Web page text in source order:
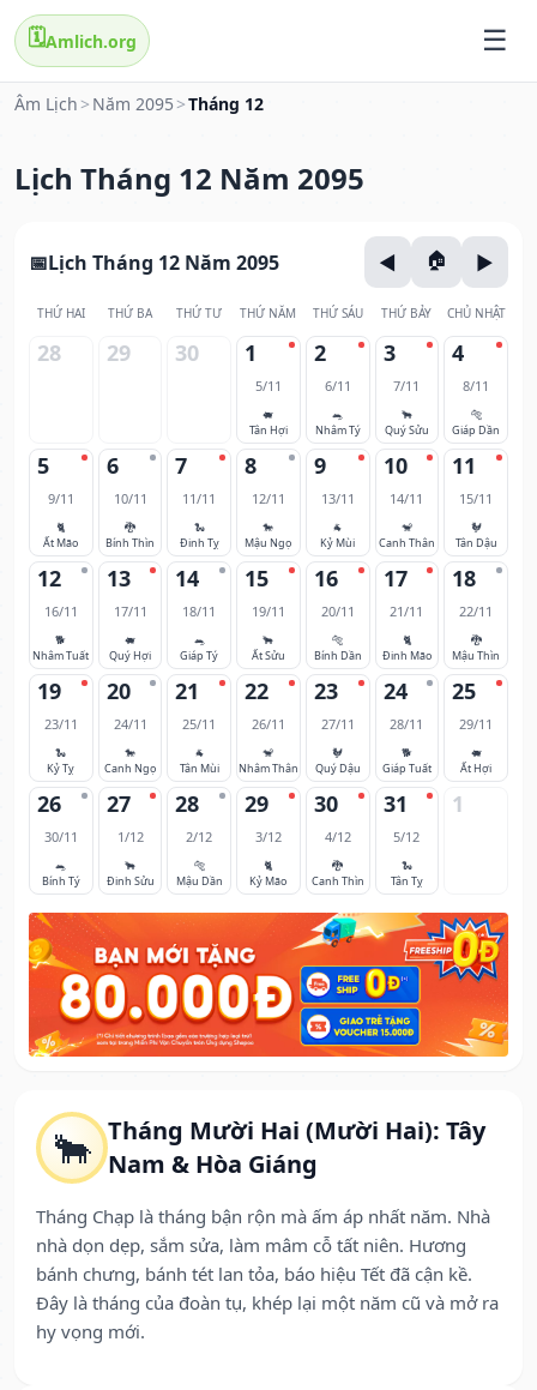
🗓️Amlich.org
Âm Lịch > Năm 2095 >Tháng 12
Lịch Tháng 12 Năm 2095
🐂 Tháng Mười Hai (Mười Hai): Tây
Nam & Hòa Giáng
Tháng Chạp là tháng bận rộn mà ấm áp nhất năm. Nhà
nhà dọn dẹp, sắm sửa, làm mâm cỗ tất niên. Hương
bánh chưng, bánh tét lan tỏa, báo hiệu Tết đã cận kề.
Đây là tháng của đoàn tụ, khép lại một năm cũ và mở ra
hy vọng mới.
Lịch Tháng 12 Năm 2095
THỨ HAI THỨ BA THỨ TƯ THỨ NĂM THỨ SÁU THỨ BẢY CHỦ NHẬT
28 29 30 1
5/11
🐖
Tân Hợi
2
6/11
🐀
Nhâm Tý
3
7/11
🐂
Quý Sửu
4
8/11
🐅
Giáp Dần
5
9/11
🐈
Ất Mão
6
10/11
🐉
Bính Thìn
7
11/11
🐍
Đinh Tỵ
8
12/11
🐎
Mậu Ngọ
9
13/11
🐐
Kỷ Mùi
10
14/11
🐒
Canh Thân
11
15/11
🐓
Tân Dậu
12
16/11
🐕
Nhâm Tuất
13
17/11
🐖
Quý Hợi
14
18/11
🐀
Giáp Tý
15
19/11
🐂
Ất Sửu
16
20/11
🐅
Bính Dần
17
21/11
🐈
Đinh Mão
18
22/11
🐉
Mậu Thìn
19
23/11
🐍
Kỷ Tỵ
20
24/11
🐎
Canh Ngọ
21
25/11
🐐
Tân Mùi
22
26/11
🐒
Nhâm Thân
23
27/11
🐓
Quý Dậu
24
28/11
🐕
Giáp Tuất
25
29/11
🐖
Ất Hợi
26
30/11
🐀
Bính Tý
27
1/12
🐂
Đinh Sửu
28
2/12
🐅
Mậu Dần
29
3/12
🐈
Kỷ Mão
30
4/12
🐉
Canh Thìn
31
5/12
🐍
Tân Tỵ
1